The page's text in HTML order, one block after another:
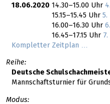
18.06.202014.30–15.00 Uhr
15.15–15.45 Uhr 5.
16.00–16.30 Uhr
16.45–17.15 Uhr
Kompletter Zeitplan …
Reihe:
Deutsche
Mannschaftsturnier für
Modus: